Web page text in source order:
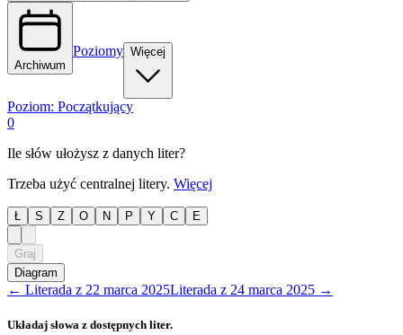
Archiwum
Poziomy Więcej
Poziom: Początkujący
0
Ile słów ułożysz z danych liter?
Trzeba użyć centralnej litery. Więcej
Ł S Z O N P Y C E
Graj
Diagram
← Literada z 22 marca 2025Literada z 24 marca 2025 →
Układaj słowa z dostępnych liter.